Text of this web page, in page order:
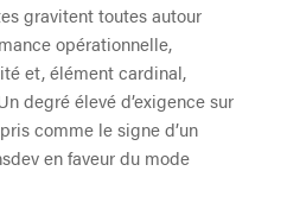
gravitent toutes autour
opérationnelle,
et, élément cardinal,
degré élevé d’exigence sur
comme le signe d’un
en faveur du mode